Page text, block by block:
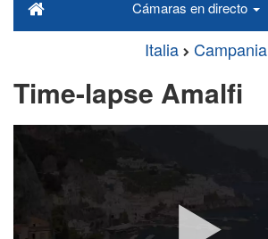
Cámaras en directo
Italia Campania
Time-lapse Amalfi